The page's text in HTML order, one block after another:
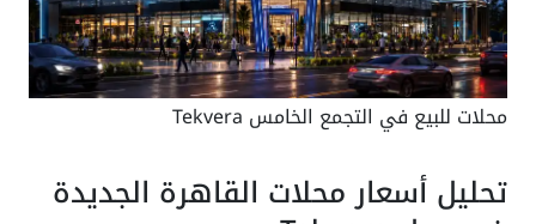
محلات للبيع في التجمع الخامس Tekvera
تحليل أسعار محلات القاهرة الجديدة